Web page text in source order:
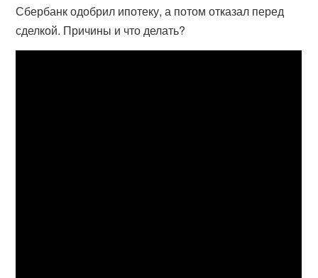
Сбербанк одобрил ипотеку, а потом отказал перед
сделкой. Причины и что делать?